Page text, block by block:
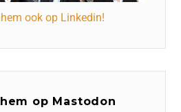
ook op Linkedin!
op Mastodon